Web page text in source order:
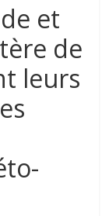
et
de
leurs